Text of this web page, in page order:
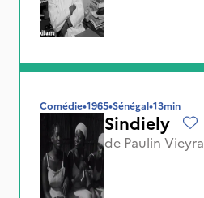
Comédie•1965•Sénégal•13min
Sindiely
de Paulin Vieyra